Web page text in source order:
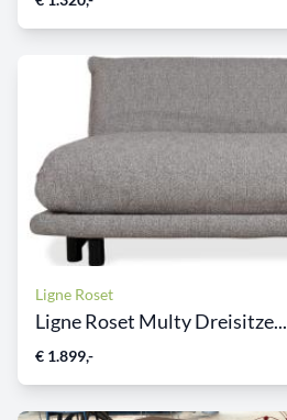
Ligne Roset
Ligne Roset Multy Dreisitze...
€ 1.899,-